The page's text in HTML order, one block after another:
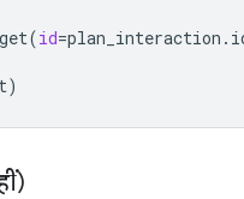
get(id=plan_interaction .
)